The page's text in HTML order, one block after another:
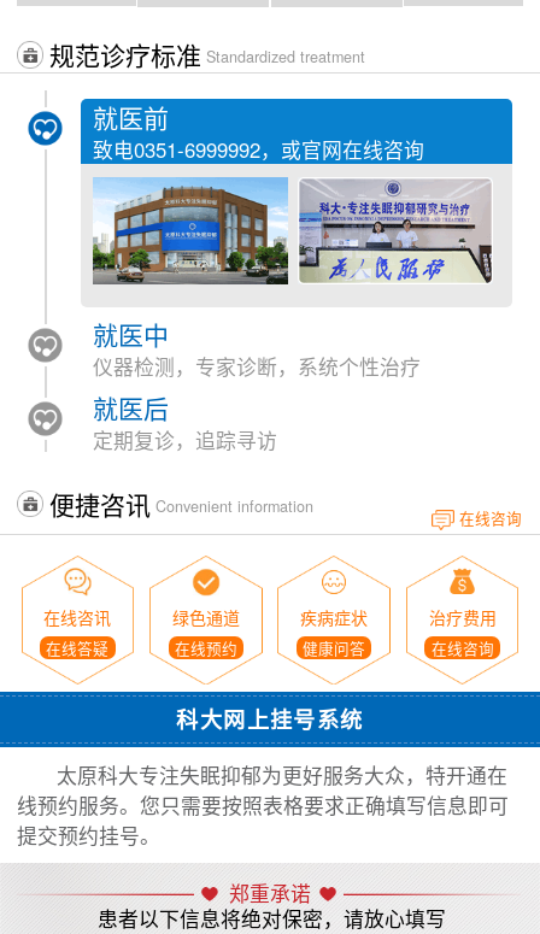
规范诊疗标准 Standardized treatment
就医前
致电0351-6999992，或官网在线咨询
就医中
仪器检测，专家诊断，系统个性治疗
就医后
定期复诊，追踪寻访
便捷咨讯 Convenient information
在线咨询
在线咨讯
在线答疑
绿色通道
在线预约
疾病症状
健康问答
治疗费用
在线咨询
科大网上挂号系统
太原科大专注失眠抑郁为更好服务大众，特开通在
线预约服务。您只需要按照表格要求正确填写信息即可
提交预约挂号。
郑重承诺
患者以下信息将绝对保密，请放心填写